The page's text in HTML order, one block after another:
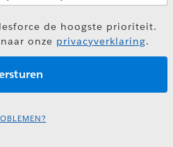
de hoogste prioriteit.
onze privacyverklaring.